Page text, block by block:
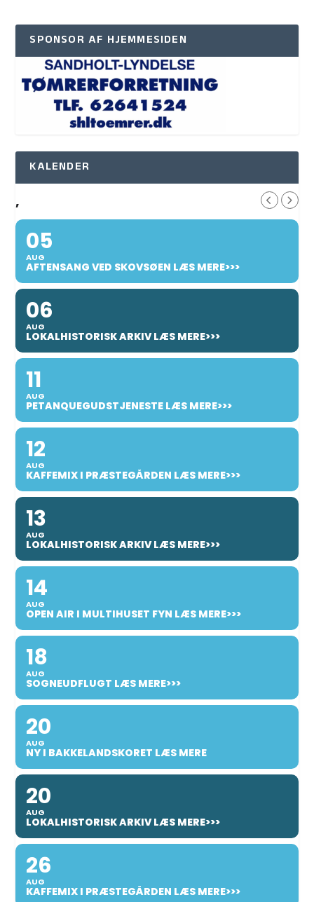
SPONSOR AF HJEMMESIDEN
KALENDER
,
05
AUG
AFTENSANG VED SKOVSØEN LÆS MERE>>>
06
AUG
LOKALHISTORISK ARKIV LÆS MERE>>>
11
AUG
PETANQUEGUDSTJENESTE LÆS MERE>>>
12
AUG
KAFFEMIX I PRÆSTEGÅRDEN LÆS MERE>>>
13
AUG
LOKALHISTORISK ARKIV LÆS MERE>>>
14
AUG
OPEN AIR I MULTIHUSET FYN LÆS MERE>>>
18
AUG
SOGNEUDFLUGT LÆS MERE>>>
20
AUG
NY I BAKKELANDSKORET LÆS MERE
20
AUG
LOKALHISTORISK ARKIV LÆS MERE>>>
26
AUG
KAFFEMIX I PRÆSTEGÅRDEN LÆS MERE>>>